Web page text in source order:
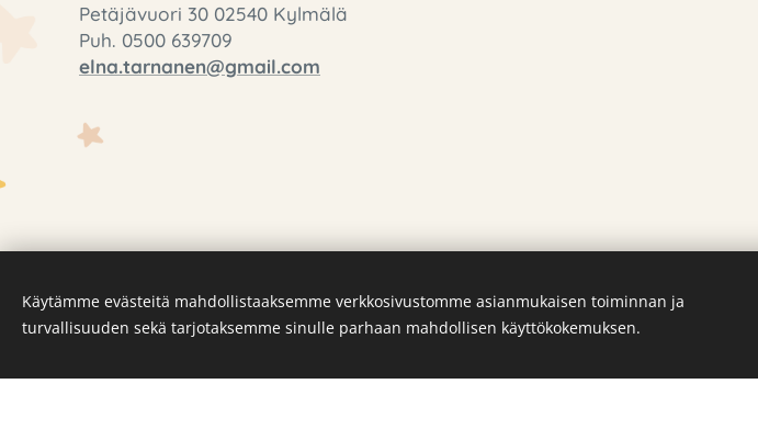
Petäjävuori 30 02540 Kylmälä
Puh. 0500 639709
elna.tarnanen@gmail.com
Käytämme evästeitä mahdollistaaksemme verkkosivustomme asianmukaisen toiminnan ja
turvallisuuden sekä tarjotaksemme sinulle parhaan mahdollisen käyttökokemuksen.